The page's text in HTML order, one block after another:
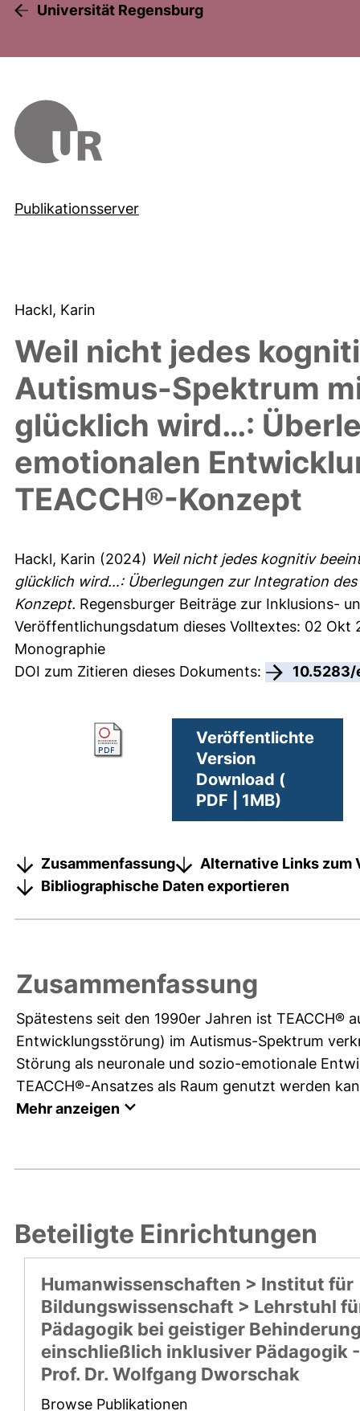
Universität Regensburg
Publikationsserver
Hackl, Karin
Weil nicht jedes
Autismus-Spektrum
glücklich wird…:
emotionalen
TEACCH®-Konzept
Hackl, Karin (2024) Weil nicht jedes kognitiv
glücklich wird…: Überlegungen zur Integration
Konzept. Regensburger Beiträge zur Inklusions-
Veröffentlichungsdatum dieses Volltextes: 02 Okt
Monographie
DOI zum Zitieren dieses Dokuments:
Veröffentlichte
Version
Download (
PDF | 1MB)
Zusammenfassung
Alternative Links zum
Bibliographische Daten exportieren
Zusammenfassung
Spätestens seit den 1990er Jahren ist
Entwicklungsstörung) im Autismus-Spektrum
Störung als neuronale und sozio-emotionale
TEACCH®-Ansatzes als Raum genutzt werden
Mehr anzeigen
Beteiligte Einrichtungen
Humanwissenschaften > Institut für
Bildungswissenschaft > Lehrstuhl
Pädagogik bei geistiger
einschließlich inklusiver Pädagogik -
Prof. Dr. Wolfgang Dworschak
Browse Publikationen